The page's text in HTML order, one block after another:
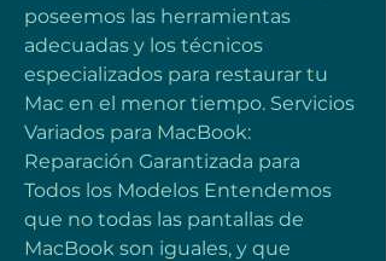
poseemos las herramientas
adecuadas y los técnicos
especializados para restaurar tu
Mac en el menor tiempo. Servicios
Variados para MacBook:
Reparación Garantizada para
Todos los Modelos Entendemos
que no todas las pantallas de
MacBook son iguales, y que